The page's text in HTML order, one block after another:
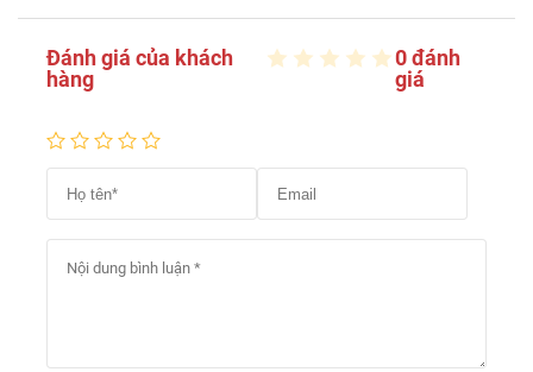
Đánh giá của khách
hàng
0 đánh
giá